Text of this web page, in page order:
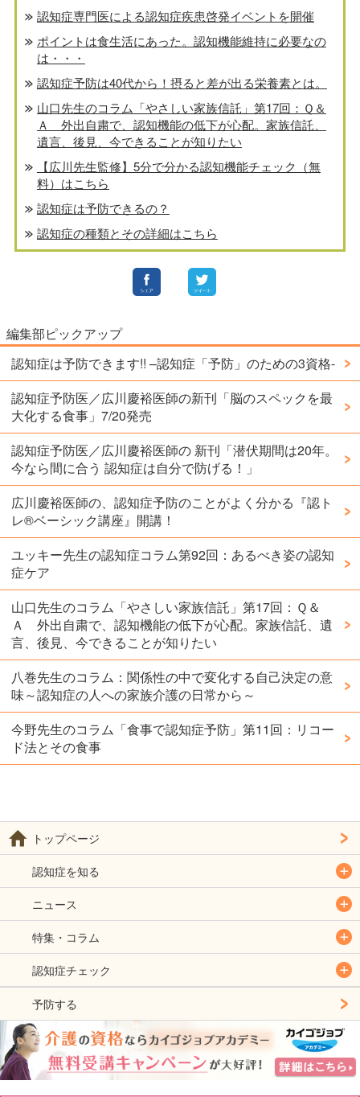
認知症専門医による認知症疾患啓発イベントを開催
ポイントは食生活にあった。認知機能維持に必要なの
は・・・
認知症予防は40代から！摂ると差が出る栄養素とは。
山口先生のコラム「やさしい家族信託」第17回：Ｑ＆
Ａ 外出自粛で、認知機能の低下が心配。家族信託、
遺言、後見、今できることが知りたい
【広川先生監修】5分で分かる認知機能チェック（無
料）はこちら
認知症は予防できるの？
認知症の種類とその詳細はこちら
編集部ピックアップ
認知症は予防できます!! –認知症「予防」のための3資格-
認知症予防医／広川慶裕医師の新刊「脳のスペックを最
大化する食事」7/20発売
認知症予防医／広川慶裕医師の 新刊「潜伏期間は20年。
今なら間に合う 認知症は自分で防げる！」
広川慶裕医師の、認知症予防のことがよく分かる『認ト
レ®️ベーシック講座』開講！
ユッキー先生の認知症コラム第92回：あるべき姿の認知
症ケア
山口先生のコラム「やさしい家族信託」第17回：Ｑ＆
Ａ 外出自粛で、認知機能の低下が心配。家族信託、遺
言、後見、今できることが知りたい
八巻先生のコラム：関係性の中で変化する自己決定の意
味～認知症の人への家族介護の日常から～
今野先生のコラム「食事で認知症予防」第11回：リコー
ド法とその食事
トップページ
認知症を知る
ニュース
特集・コラム
認知症チェック
予防する